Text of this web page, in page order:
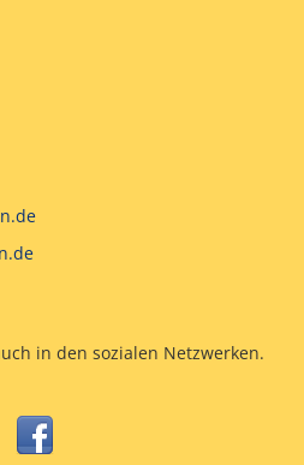
in den sozialen Netzwerken.